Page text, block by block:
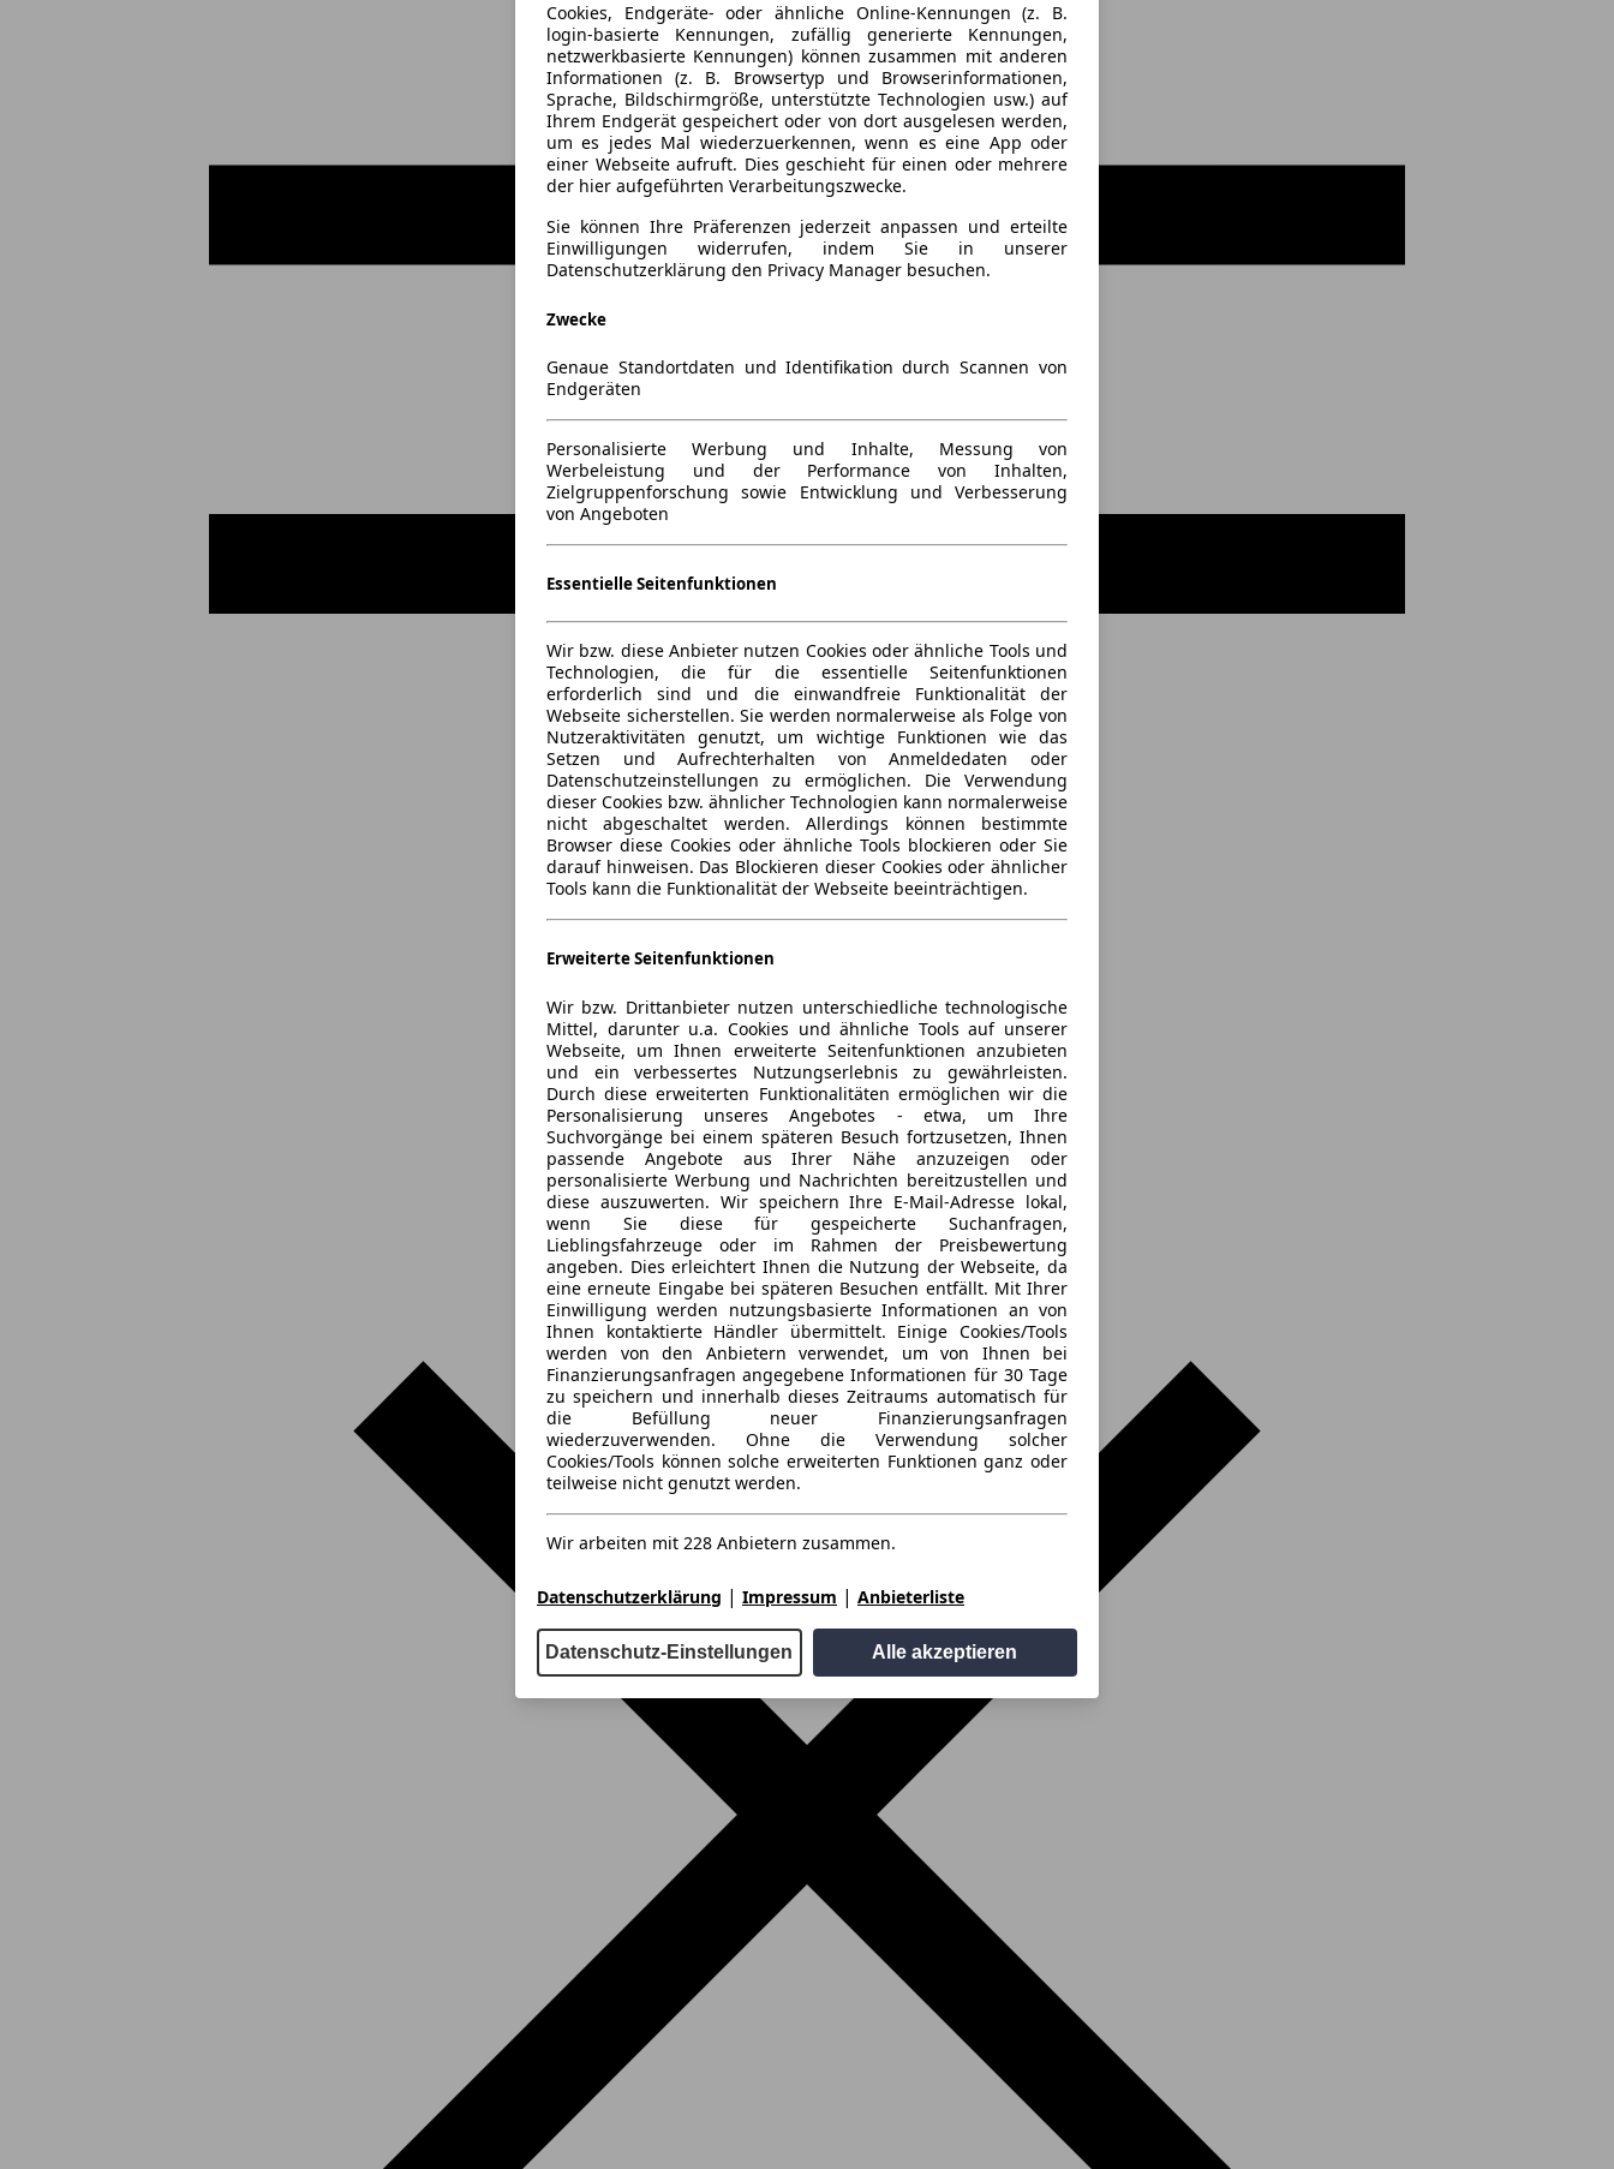
Cookies, Endgeräte- oder ähnliche Online-Kennungen (z. B.
login-basierte Kennungen, zufällig generierte Kennungen,
netzwerkbasierte Kennungen) können zusammen mit anderen
Informationen (z. B. Browsertyp und Browserinformationen,
Sprache, Bildschirmgröße, unterstützte Technologien usw.) auf
Ihrem Endgerät gespeichert oder von dort ausgelesen werden,
um es jedes Mal wiederzuerkennen, wenn es eine App oder
einer Webseite aufruft. Dies geschieht für einen oder mehrere
der hier aufgeführten Verarbeitungszwecke.
Sie können Ihre Präferenzen jederzeit anpassen und erteilte
Einwilligungen widerrufen, indem Sie in unserer
Datenschutzerklärung den Privacy Manager besuchen.
Zwecke
Genaue Standortdaten und Identifikation durch Scannen von
Endgeräten
Personalisierte Werbung und Inhalte, Messung von
Werbeleistung und der Performance von Inhalten,
Zielgruppenforschung sowie Entwicklung und Verbesserung
von Angeboten
Essentielle Seitenfunktionen
Wir bzw. diese Anbieter nutzen Cookies oder ähnliche Tools und
Technologien, die für die essentielle Seitenfunktionen
erforderlich sind und die einwandfreie Funktionalität der
Webseite sicherstellen. Sie werden normalerweise als Folge von
Nutzeraktivitäten genutzt, um wichtige Funktionen wie das
Setzen und Aufrechterhalten von Anmeldedaten oder
Datenschutzeinstellungen zu ermöglichen. Die Verwendung
dieser Cookies bzw. ähnlicher Technologien kann normalerweise
nicht abgeschaltet werden. Allerdings können bestimmte
Browser diese Cookies oder ähnliche Tools blockieren oder Sie
darauf hinweisen. Das Blockieren dieser Cookies oder ähnlicher
Tools kann die Funktionalität der Webseite beeinträchtigen.
Erweiterte Seitenfunktionen
Wir bzw. Drittanbieter nutzen unterschiedliche technologische
Mittel, darunter u.a. Cookies und ähnliche Tools auf unserer
Webseite, um Ihnen erweiterte Seitenfunktionen anzubieten
und ein verbessertes Nutzungserlebnis zu gewährleisten.
Durch diese erweiterten Funktionalitäten ermöglichen wir die
Personalisierung unseres Angebotes - etwa, um Ihre
Suchvorgänge bei einem späteren Besuch fortzusetzen, Ihnen
passende Angebote aus Ihrer Nähe anzuzeigen oder
personalisierte Werbung und Nachrichten bereitzustellen und
diese auszuwerten. Wir speichern Ihre E-Mail-Adresse lokal,
wenn Sie diese für gespeicherte Suchanfragen,
Lieblingsfahrzeuge oder im Rahmen der Preisbewertung
angeben. Dies erleichtert Ihnen die Nutzung der Webseite, da
eine erneute Eingabe bei späteren Besuchen entfällt. Mit Ihrer
Einwilligung werden nutzungsbasierte Informationen an von
Ihnen kontaktierte Händler übermittelt. Einige Cookies/Tools
werden von den Anbietern verwendet, um von Ihnen bei
Finanzierungsanfragen angegebene Informationen für 30 Tage
zu speichern und innerhalb dieses Zeitraums automatisch für
die Befüllung neuer Finanzierungsanfragen
wiederzuverwenden. Ohne die Verwendung solcher
Cookies/Tools können solche erweiterten Funktionen ganz oder
teilweise nicht genutzt werden.
Wir arbeiten mit 228 Anbietern zusammen.
Datenschutzerklärung | Impressum | Anbieterliste
Datenschutz-Einstellungen Alle akzeptieren